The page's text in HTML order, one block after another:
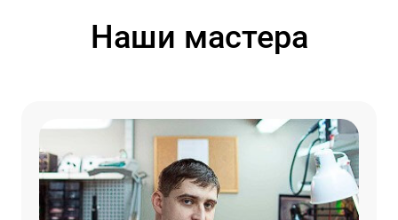
Наши мастера